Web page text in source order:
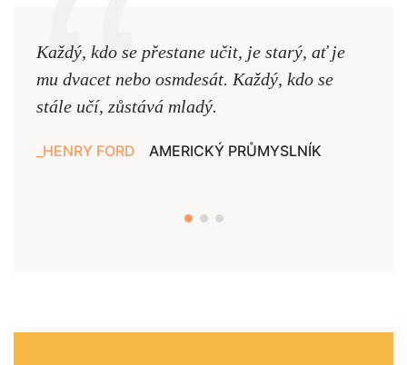
Každý, kdo se přestane učit, je starý, ať je
mu dvacet nebo osmdesát. Každý, kdo se
stále učí, zůstává mladý.
HENRY FORD AMERICKÝ PRŮMYSLNÍK